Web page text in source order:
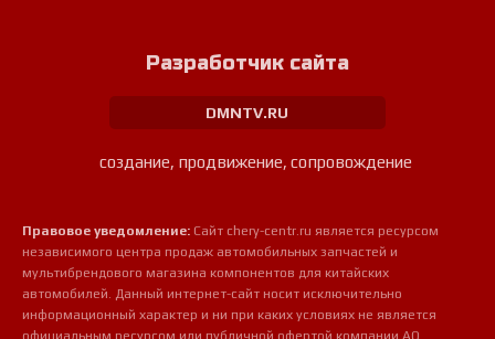
Разработчик сайта
DMNTV.RU
создание, продвижение, сопровождение
Правовое уведомление: Сайт chery-centr.ru является ресурсом
независимого центра продаж автомобильных запчастей и
мультибрендового магазина компонентов для китайских
автомобилей. Данный интернет-сайт носит исключительно
информационный характер и ни при каких условиях не является
официальным ресурсом или публичной офертой компании АО